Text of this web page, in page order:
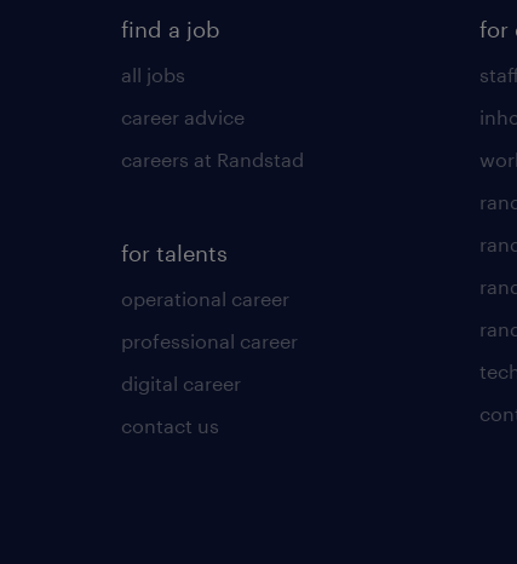
find a job
all jobs
career advice
careers at Randstad
for talents
operational career
professional career
digital career
contact us
for